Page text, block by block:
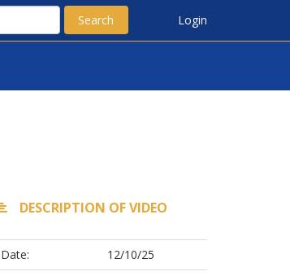
Search Login
DESCRIPTION OF VIDEO
Date:
12/10/25